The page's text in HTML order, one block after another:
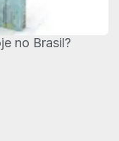
no Brasil?